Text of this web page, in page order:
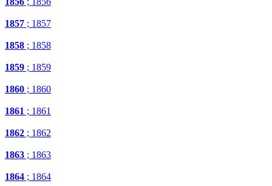
1857 ; 1857
1858 ; 1858
1859 ; 1859
1860 ; 1860
1861 ; 1861
1862 ; 1862
1863 ; 1863
1864 ; 1864